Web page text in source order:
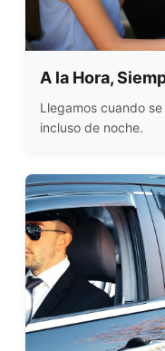
A la Hora,
Llegamos cuando
incluso de noche.